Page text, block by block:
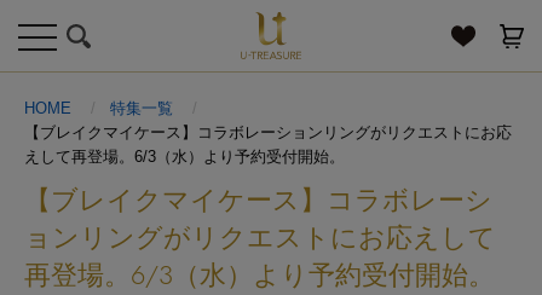
toggle
navigation
HOME
特集一覧
【ブレイクマイケース】コラボレーションリングがリクエストにお応
えして再登場。6/3（水）より予約受付開始。
【ブレイクマイケース】コラボレーシ
ョンリングがリクエストにお応えして
再登場。6/3（水）より予約受付開始。